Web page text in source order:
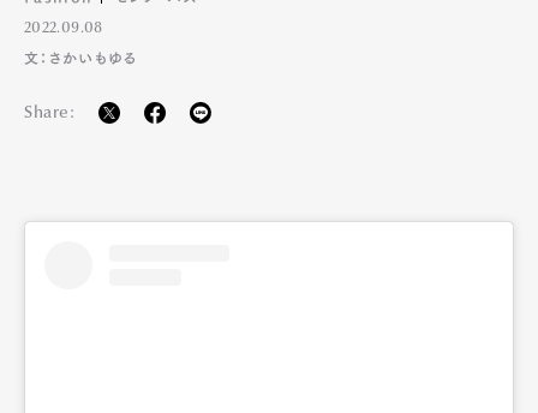
2022.09.08
文：さかいもゆる
Share: